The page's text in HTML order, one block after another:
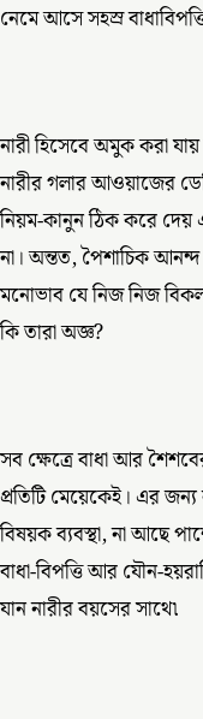
নেমে আসে সহস্র
নারী হিসেবে অমুক করা
নারীর গলার আওয়াজের
নিয়ম-কানুন ঠিক করে দেয়
না। অন্তত, পৈশাচিক আনন্দ
মনোভাব যে নিজ নিজ
কি তারা অজ্ঞ?
সব ক্ষেত্রে বাধা আর
প্রতিটি মেয়েকেই। এর
বিষয়ক ব্যবস্থা, না আছে
বাধা-বিপত্তি আর যৌন-
যান নারীর বয়সের সাথে৷